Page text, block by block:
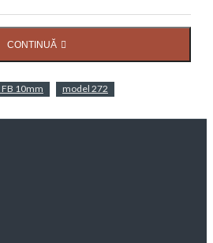
CONTINUĂ
10mm model 272